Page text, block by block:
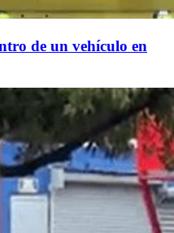
de un vehículo en